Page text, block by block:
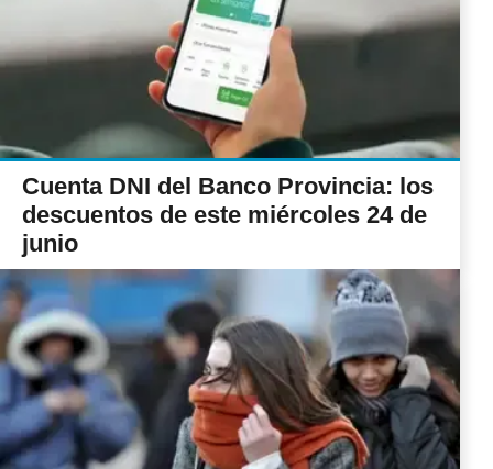
Cuenta DNI del Banco Provincia: los
descuentos de este miércoles 24 de
junio